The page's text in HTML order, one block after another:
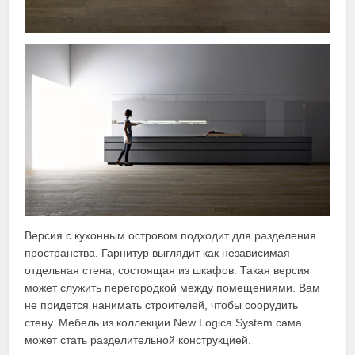
Версия с кухонным островом подходит для разделения
пространства. Гарнитур выглядит как независимая
отдельная стена, состоящая из шкафов. Такая версия
может служить перегородкой между помещениями. Вам
не придется нанимать строителей, чтобы соорудить
стену. Мебель из коллекции New Logica System сама
может стать разделительной конструкцией.